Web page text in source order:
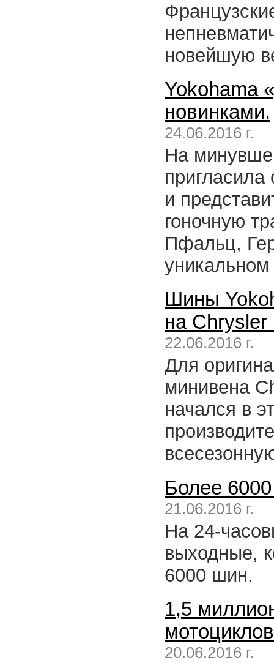
новейшую
Yokohama
новинками.
24.06.2016 г.
На
пригласила
и
гоночную
Пфальц,
Шины
на Chrysler
22.06.2016 г.
Для
минивена
начался в
Более
21.06.2016 г.
На 24-
выходные,
6000 шин.
1,5
20.06.2016 г.